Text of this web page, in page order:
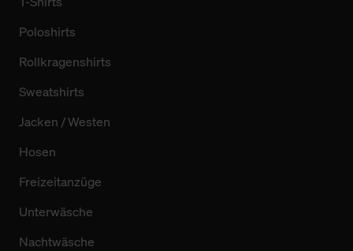
Poloshirts
Rollkragenshirts
Sweatshirts
Jacken / Westen
Hosen
Freizeitanzüge
Unterwäsche
Nachtwäsche